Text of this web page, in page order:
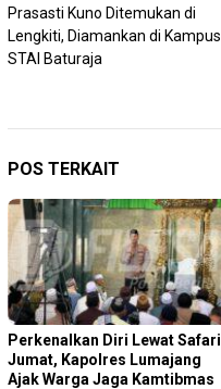
pos
Prasasti Kuno Ditemukan di
Lengkiti, Diamankan di Kampus
STAI Baturaja
POS TERKAIT
Perkenalkan Diri Lewat Safari
Jumat, Kapolres Lumajang
Ajak Warga Jaga Kamtibmas